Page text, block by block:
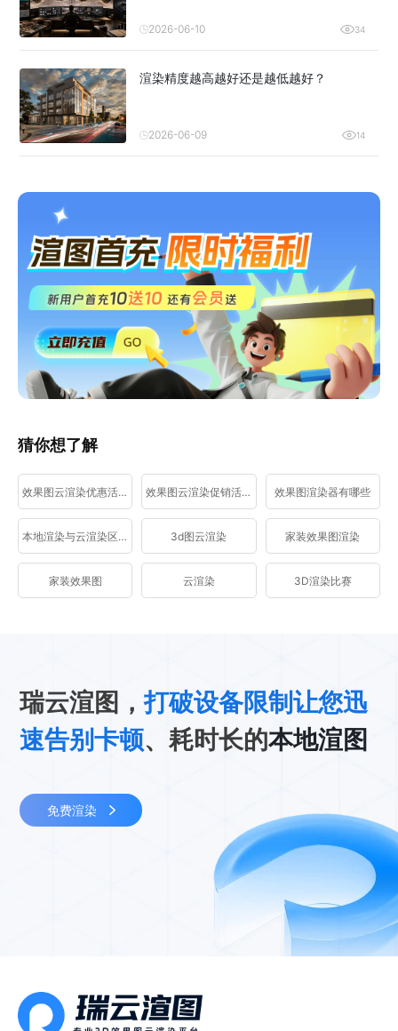
2026-06-10 34
渲染精度越高越好还是越低越好？
2026-06-09 14
猜你想了解
效果图云渲染优惠活动 效果图云渲染促销活动 效果图渲染器有哪些
本地渲染与云渲染区别 3d图云渲染 家装效果图渲染
家装效果图 云渲染 3D渲染比赛
瑞云渲图，打破设备限制让您迅
速告别卡顿、耗时长的本地渲图
免费渲染